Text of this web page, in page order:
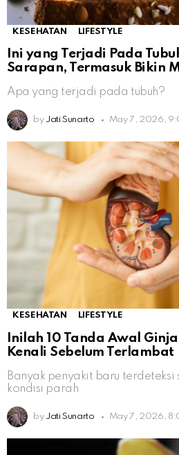
KESEHATAN LIFESTYLE
Ini yang Terjadi Pada
Sarapan, Termasuk Bikin
Apa yang terjadi pada tubuh?
by Jati Sunarto May 7, 2026,
KESEHATAN LIFESTYLE
Inilah 10 Tanda Awal
Kenali Sebelum Terlambat
Banyak penyakit baru terdeteksi
kondisi parah
by Jati Sunarto May 7, 2026,